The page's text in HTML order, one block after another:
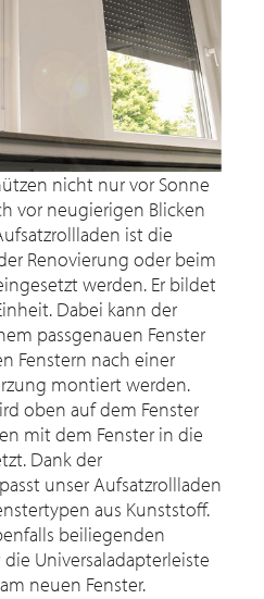
nicht nur vor Sonne
vor neugierigen Blicken
ist die
Renovierung oder beim
werden. Er bildet
Dabei kann der
passgenauen Fenster
Fenstern nach einer
montiert werden.
oben auf dem Fenster
mit dem Fenster in die
Dank der
unser Aufsatzrollladen
aus Kunststoff.
beiliegenden
Universaladapterleiste
neuen Fenster.